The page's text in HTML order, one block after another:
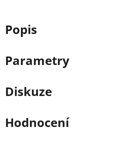
Popis
Parametry
Diskuze
Hodnocení